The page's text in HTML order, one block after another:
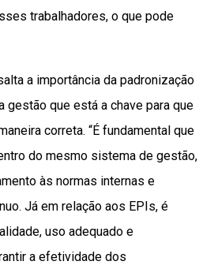
trabalhadores, o que pode
a importância da padronização
gestão que está a chave para que
correta. “É fundamental que
do mesmo sistema de gestão,
às normas internas e
Já em relação aos EPIs, é
uso adequado e
a efetividade dos